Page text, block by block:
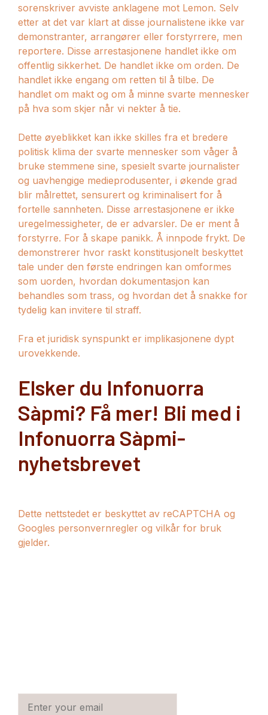
sorenskriver avviste anklagene mot Lemon. Selv
etter at det var klart at disse journalistene ikke var
demonstranter, arrangører eller forstyrrere, men
reportere. Disse arrestasjonene handlet ikke om
offentlig sikkerhet. De handlet ikke om orden. De
handlet ikke engang om retten til å tilbe. De
handlet om makt og om å minne svarte mennesker
på hva som skjer når vi nekter å tie.
Dette øyeblikket kan ikke skilles fra et bredere
politisk klima der svarte mennesker som våger å
bruke stemmene sine, spesielt svarte journalister
og uavhengige medieprodusenter, i økende grad
blir målrettet, sensurert og kriminalisert for å
fortelle sannheten. Disse arrestasjonene er ikke
uregelmessigheter, de er advarsler. De er ment å
forstyrre. For å skape panikk. Å innpode frykt. De
demonstrerer hvor raskt konstitusjonelt beskyttet
tale under den første endringen kan omformes
som uorden, hvordan dokumentasjon kan
behandles som trass, og hvordan det å snakke for
tydelig kan invitere til straff.
Fra et juridisk synspunkt er implikasjonene dypt
urovekkende.
Elsker du Infonuorra
Sàpmi? Få mer! Bli med i
Infonuorra Sàpmi-
nyhetsbrevet
Dette nettstedet er beskyttet av reCAPTCHA og
Googles personvernregler og vilkår for bruk
gjelder.